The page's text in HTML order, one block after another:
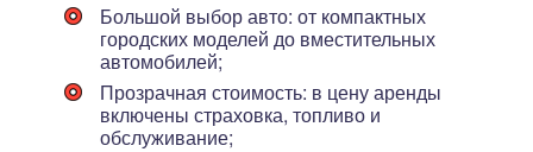
Большой выбор авто: от компактных
городских моделей до вместительных
автомобилей;
Прозрачная стоимость: в цену аренды
включены страховка, топливо и
обслуживание;